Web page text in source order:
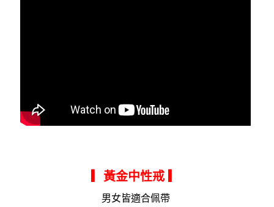
▎黃金中性戒 ▎
男女皆適合佩帶